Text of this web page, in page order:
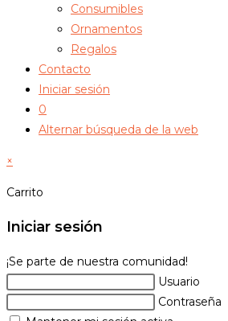
Consumibles
Ornamentos
Regalos
Contacto
Iniciar sesión
0
Alternar búsqueda de la web
×
Carrito
Iniciar sesión
¡Se parte de nuestra comunidad!
Usuario
Contraseña